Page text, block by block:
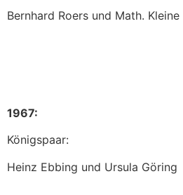
Bernhard Roers und Math.
1967:
Königspaar:
Heinz Ebbing und Ursula Göring